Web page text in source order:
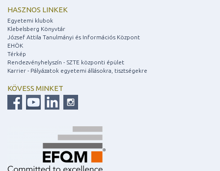
HASZNOS LINKEK
Egyetemi klubok
Klebelsberg Könyvtár
József Attila Tanulmányi és Információs Központ
EHÖK
Térkép
Rendezvényhelyszín - SZTE központi épület
Karrier - Pályázatok egyetemi állásokra, tisztségekre
KÖVESS MINKET